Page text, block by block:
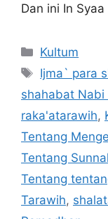
Dan ini In
Categories
Kultum
Tags
Ijma` para
shahabat
raka'atarawih,
Tentang
Tentang
Tentang
Tarawih,